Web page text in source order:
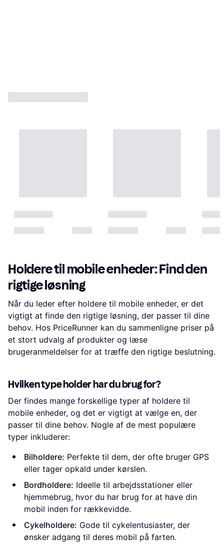
Holdere til mobile enheder: Find den
rigtige løsning
Når du leder efter holdere til mobile enheder, er det
vigtigt at finde den rigtige løsning, der passer til dine
behov. Hos PriceRunner kan du sammenligne priser på
et stort udvalg af produkter og læse
brugeranmeldelser for at træffe den rigtige beslutning.
Hvilken type holder har du brug for?
Der findes mange forskellige typer af holdere til
mobile enheder, og det er vigtigt at vælge en, der
passer til dine behov. Nogle af de mest populære
typer inkluderer:
Bilholdere: Perfekte til dem, der ofte bruger GPS
eller tager opkald under kørslen.
Bordholdere: Ideelle til arbejdsstationer eller
hjemmebrug, hvor du har brug for at have din
mobil inden for rækkevidde.
Cykelholdere: Gode til cykelentusiaster, der
ønsker adgang til deres mobil på farten.